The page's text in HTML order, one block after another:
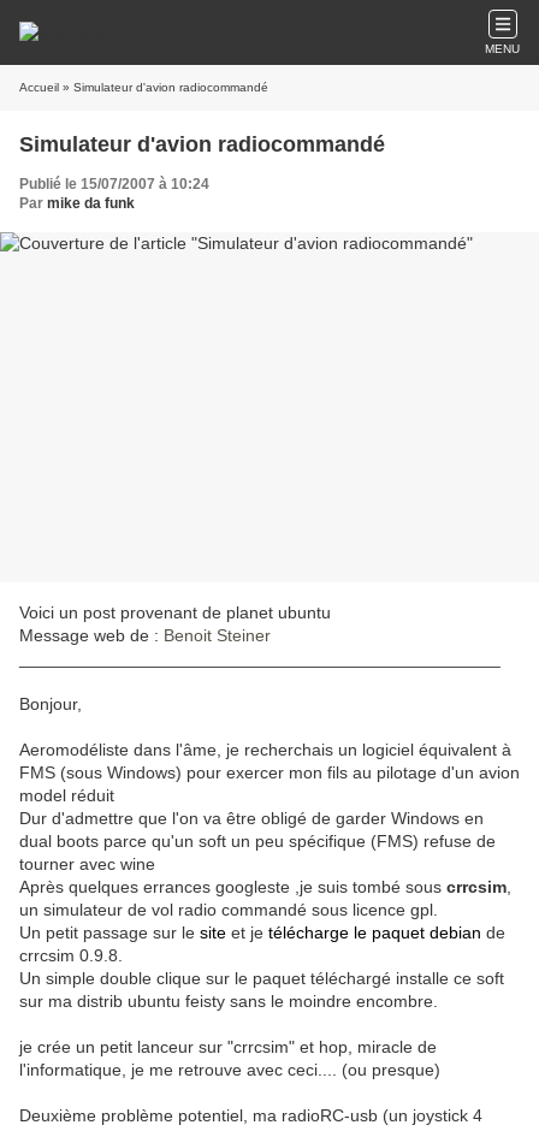
MENU
Accueil » Simulateur d'avion radiocommandé
Simulateur d'avion radiocommandé
Publié le 15/07/2007 à 10:24
Par mike da funk
Voici un post provenant de planet ubuntu
Message web de : Benoit Steiner
Bonjour,
Aeromodéliste dans l'âme, je recherchais un logiciel équivalent à
FMS (sous Windows) pour exercer mon fils au pilotage d'un avion
model réduit
Dur d'admettre que l'on va être obligé de garder Windows en
dual boots parce qu'un soft un peu spécifique (FMS) refuse de
tourner avec wine
Après quelques errances googleste ,je suis tombé sous crrcsim
un simulateur de vol radio commandé sous licence gpl.
Un petit passage sur le site et je télécharge le paquet debian de
crrcsim 0.9.8.
Un simple double clique sur le paquet téléchargé installe ce soft
sur ma distrib ubuntu feisty sans le moindre encombre.
je crée un petit lanceur sur "crrcsim" et hop, miracle de
l'informatique, je me retrouve avec ceci.... (ou presque)
Deuxième problème potentiel, ma radioRC-usb (un joystick 4